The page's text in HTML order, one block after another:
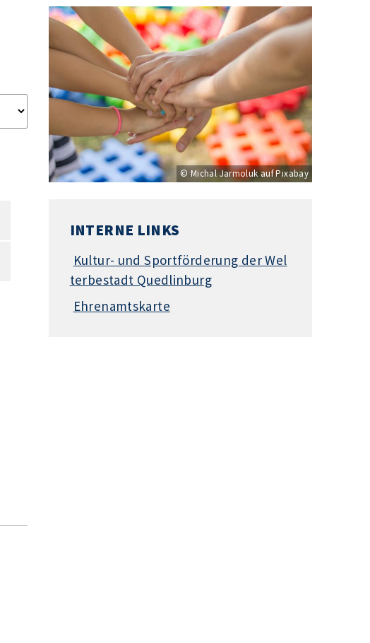
© Michal Jarmoluk auf Pixabay
INTERNE LINKS
Kultur- und Sportförderung der Wel
terbestadt Quedlinburg
Ehrenamtskarte